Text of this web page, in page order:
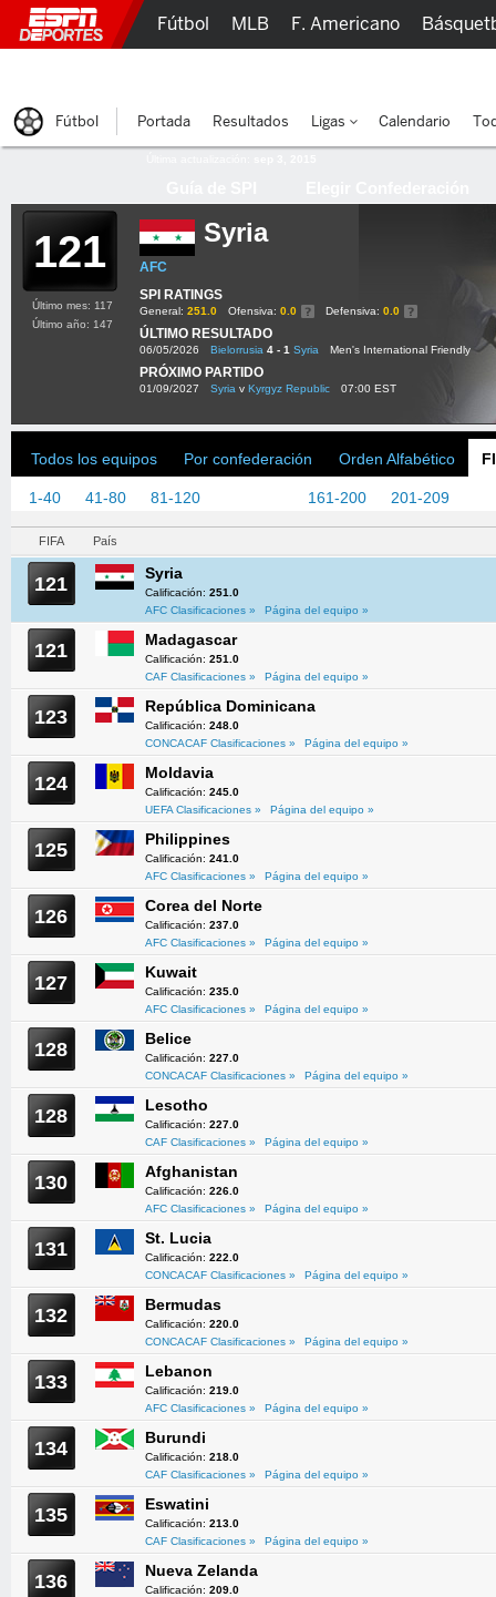
121 Syria
AFC
SPI RATINGS
General: 251.0 Ofensiva: 0.0 Defensiva: 0.0
ÚLTIMO RESULTADO
06/05/2026 Bielorrusia 4 - 1 Syria Men's International Friendly
PRÓXIMO PARTIDO
01/09/2027 Syria v Kyrgyz Republic 07:00 EST
Último mes: 117
Último año: 147
Todos los equipos Por confederación Orden Alfabético
1-40 41-80 81-120 161-200 201-209
FIFA País
121 Syria
Calificación: 251.0
AFC Clasificaciones »
Página del equipo »
121 Madagascar
Calificación: 251.0
CAF Clasificaciones »
Página del equipo »
123 República Dominicana
Calificación: 248.0
CONCACAF Clasificaciones »
Página del equipo »
124 Moldavia
Calificación: 245.0
UEFA Clasificaciones »
Página del equipo »
125 Philippines
Calificación: 241.0
AFC Clasificaciones »
Página del equipo »
126 Corea del Norte
Calificación: 237.0
AFC Clasificaciones »
Página del equipo »
127 Kuwait
Calificación: 235.0
AFC Clasificaciones »
Página del equipo »
128 Belice
Calificación: 227.0
CONCACAF Clasificaciones »
Página del equipo »
128 Lesotho
Calificación: 227.0
CAF Clasificaciones »
Página del equipo »
130 Afghanistan
Calificación: 226.0
AFC Clasificaciones »
Página del equipo »
131 St. Lucia
Calificación: 222.0
CONCACAF Clasificaciones »
Página del equipo »
132 Bermudas
Calificación: 220.0
CONCACAF Clasificaciones »
Página del equipo »
133 Lebanon
Calificación: 219.0
AFC Clasificaciones »
Página del equipo »
134 Burundi
Calificación: 218.0
CAF Clasificaciones »
Página del equipo »
135 Eswatini
Calificación: 213.0
CAF Clasificaciones »
Página del equipo »
136 Nueva Zelanda
Calificación: 209.0
Fútbol MLB F. Americano
Fútbol Portada Resultados Ligas Calendario